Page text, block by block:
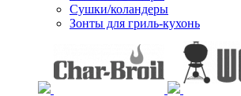
Сушки/коландеры
Зонты для гриль-кухонь